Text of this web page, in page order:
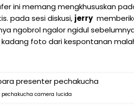
ini memang mengkhususkan
pada sesi diskusi, jerry
ngobrol ngalor ngidul
foto dari kespontanan
camera lucida